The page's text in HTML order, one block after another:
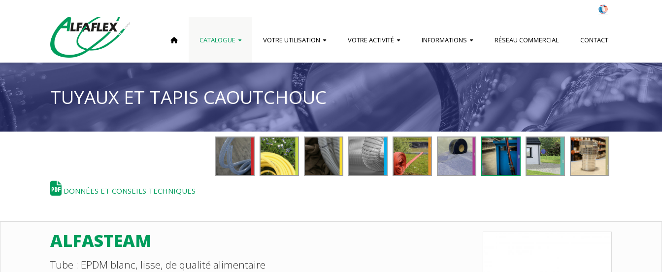
CATALOGUE VOTRE UTILISATION VOTRE ACTIVITÉ INFORMATIONS RÉSEAU COMMERCIAL CONTACT
TUYAUX ET TAPIS CAOUTCHOUC
DONNÉES ET CONSEILS TECHNIQUES
ALFASTEAM
Tube : EPDM blanc, lisse, de qualité alimentaire